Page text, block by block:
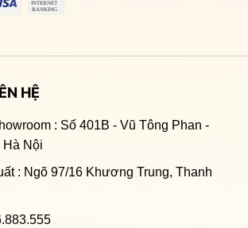
HỆ
: Số 401B - Vũ Tông Phan -
Hà Nội
: Ngõ 97/16 Khương Trung, Thanh